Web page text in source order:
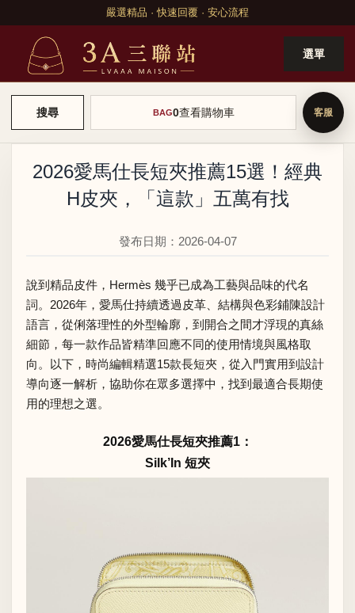
嚴選精品 · 快速回覆 · 安心流程
選單
搜尋 BAG0查看購物車
2026愛馬仕長短夾推薦15選！經典
H皮夾，「這款」五萬有找
發布日期：2026-04-07
說到精品皮件，Hermès 幾乎已成為工藝與品味的代名
詞。2026年，愛馬仕持續透過皮革、結構與色彩鋪陳設計
語言，從俐落理性的外型輪廓，到開合之間才浮現的真絲
細節，每一款作品皆精準回應不同的使用情境與風格取
向。以下，時尚編輯精選15款長短夾，從入門實用到設計
導向逐一解析，協助你在眾多選擇中，找到最適合長期使
用的理想之選。
2026愛馬仕長短夾推薦1：
Silk’In 短夾